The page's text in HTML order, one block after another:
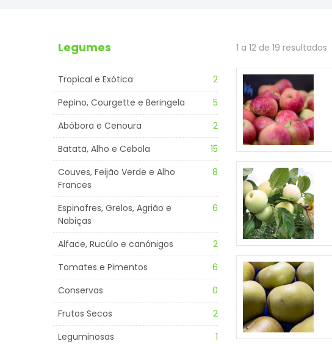
Legumes
Tropical e Exótica
2
Pepino, Courgette e Beringela
5
Abóbora e Cenoura
2
Batata, Alho e Cebola
15
Couves, Feijão Verde e Alho
Frances
8
Espinafres, Grelos, Agrião e
Nabiças
6
Alface, Rucúlo e canónigos
2
Tomates e Pimentos
6
Conservas
0
Frutos Secos
2
Leguminosas
1
1 a 12 de 19 resultados